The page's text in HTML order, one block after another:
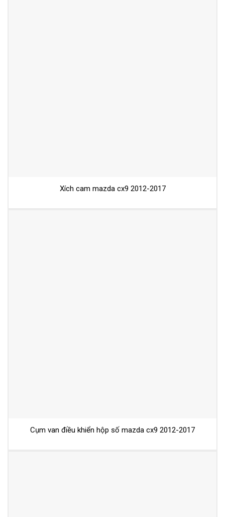
Xích cam mazda cx9 2012-2017
Cụm van điều khiển hộp số mazda cx9 2012-2017